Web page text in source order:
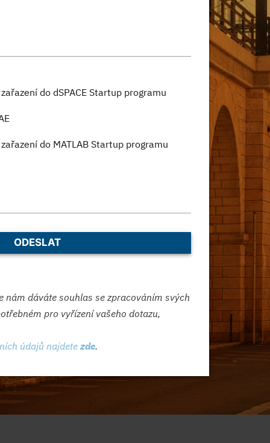
do dSPACE Startup programu
do MATLAB Startup programu
nám dáváte souhlas se zpracováním svých
pro vyřízení vašeho dotazu,
údajů najdete zde.